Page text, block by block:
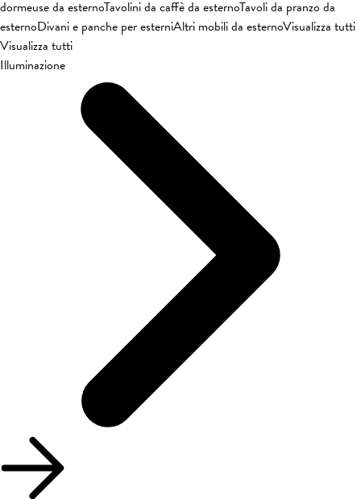
dormeuse da esternoTavolini da caffè da esternoTavoli da pranzo da
esternoDivani e panche per esterniAltri mobili da esternoVisualizza tutti
Visualizza tutti
Illuminazione